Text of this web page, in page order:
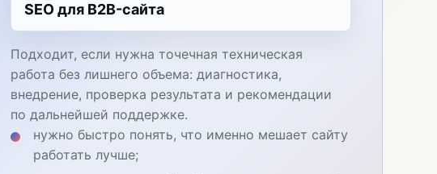
SEO для B2B-сайта
Подходит, если нужна точечная техническая
работа без лишнего объема: диагностика,
внедрение, проверка результата и рекомендации
по дальнейшей поддержке.
нужно быстро понять, что именно мешает сайту
работать лучше;